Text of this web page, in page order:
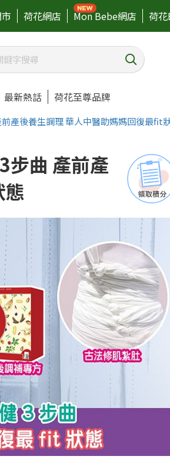
荷花網店 Mon Bebe網店 荷
最新熱話 荷花至尊品牌
產後養生調理 華人中醫助媽媽回復最fit
步曲 產前產